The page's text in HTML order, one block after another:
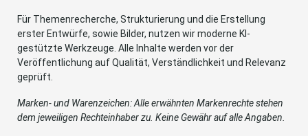
Für Themenrecherche, Strukturierung und die Erstellung
erster Entwürfe, sowie Bilder, nutzen wir moderne KI-
gestützte Werkzeuge. Alle Inhalte werden vor der
Veröffentlichung auf Qualität, Verständlichkeit und Relevanz
geprüft.
Marken- und Warenzeichen: Alle erwähnten Markenrechte stehen
dem jeweiligen Rechteinhaber zu. Keine Gewähr auf alle Angaben.